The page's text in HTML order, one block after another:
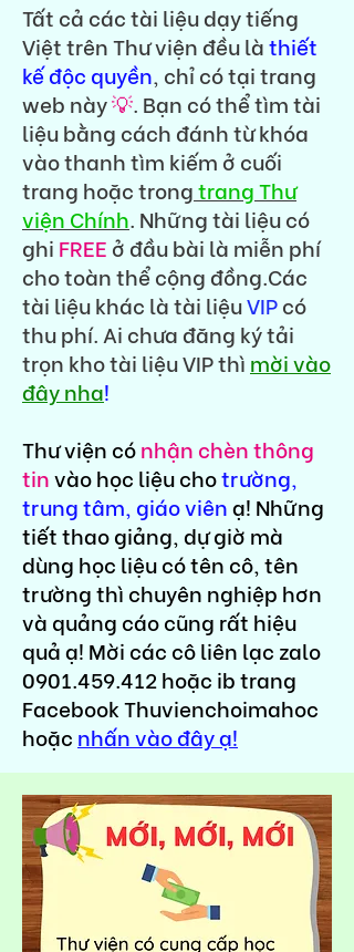
Tất cả các tài liệu dạy tiếng
Việt trên Thư viện đều làthiết
kế độc quyền, chỉ có tại trang
web này💡. Bạn có thể tìm tài
liệu bằng cách đánh từ khóa
vào thanh tìm kiếm ở cuối
trang hoặc trongtrang Thư
viện Chính. Những tài liệu có
ghi FREE ở đầu bài là miễn phí
cho toàn thể cộng đồng.Các
tài liệu khác là tài liệuVIPcó
thu phí. Ai chưa đăng ký tải
trọn kho tài liệu VIP thì mời vào
đây nha!
Thư viện cónhận chèn thông
tinvào học liệu chotrường,
trung tâm, giáo viênạ! Những
tiết thao giảng, dự giờ mà
dùng học liệu có tên cô, tên
trường thì chuyên nghiệp hơn
và quảng cáo cũng rất hiệu
quả ạ! Mời các cô liên lạc zalo
0901.459.412hoặc ib trang
Facebook Thuvienchoimahoc
hoặc nhấn vào đây ạ!